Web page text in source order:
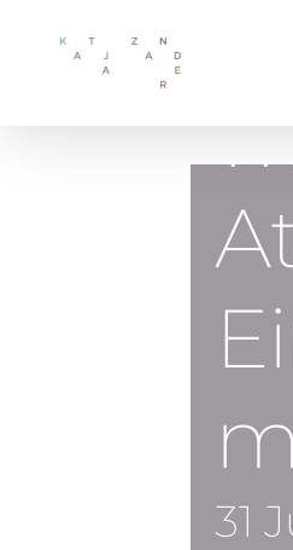
31